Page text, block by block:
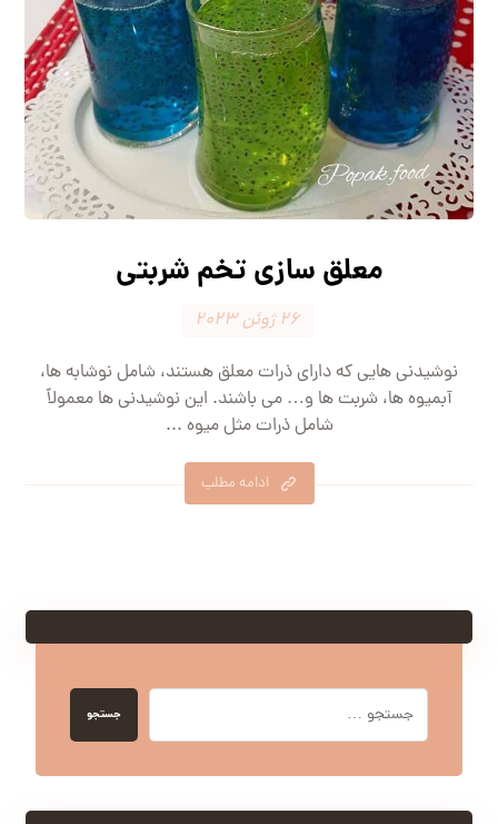
معلق سازی تخم شربتی
۲۶ ژوئن ۲۰۲۳
نوشیدنی هایی که دارای ذرات معلق هستند، شامل نوشابه ها،
آبمیوه ها، شربت ها و… می باشند. این نوشیدنی ها معمولاً
شامل ذرات مثل میوه ...
ادامه مطلب
جستجو